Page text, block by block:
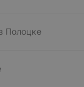
Полоцке